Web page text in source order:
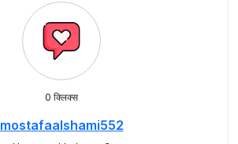
0 क्लिक्स
mostafaalshami552